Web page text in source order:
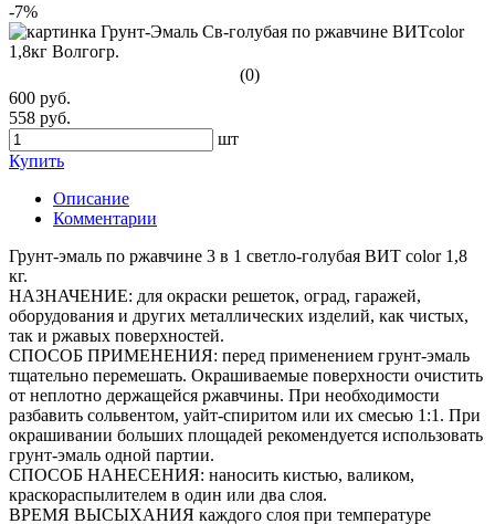
-7%
(0)
600 руб.
558 руб.
шт
Купить
Описание
Комментарии
Грунт-эмаль по ржавчине 3 в 1 светло-голубая ВИТ color 1,8
кг.
НАЗНАЧЕНИЕ: для окраски решеток, оград, гаражей,
оборудования и других металлических изделий, как чистых,
так и ржавых поверхностей.
СПОСОБ ПРИМЕНЕНИЯ: перед применением грунт-эмаль
тщательно перемешать. Окрашиваемые поверхности очистить
от неплотно держащейся ржавчины. При необходимости
разбавить сольвентом, уайт-спиритом или их смесью 1:1. При
окрашивании больших площадей рекомендуется использовать
грунт-эмаль одной партии.
СПОСОБ НАНЕСЕНИЯ: наносить кистью, валиком,
краскораспылителем в один или два слоя.
ВРЕМЯ ВЫСЫХАНИЯ каждого слоя при температуре